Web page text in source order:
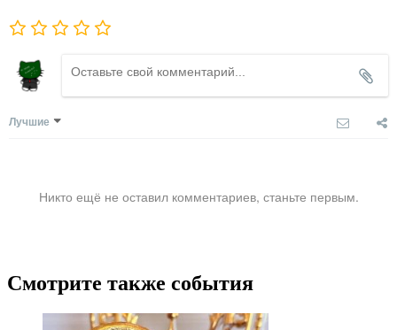
Лучшие
Никто ещё не оставил комментариев, станьте первым.
Смотрите также события